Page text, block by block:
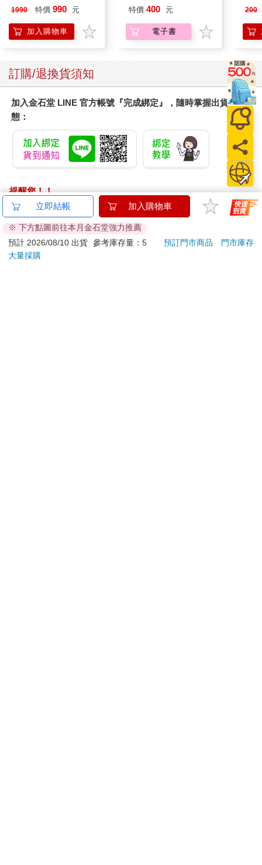
ANC降噪藍牙耳機
1990 特價 990 元
加入購物車
特價 400 元
電子書
200
訂購/退換貨須知
加入金石堂 LINE 官方帳號『完成綁定』，隨時掌握出貨動
態：
提醒您！！
金石堂及銀行均不會請您操作ATM! 如接獲電話要求您前往
ATM提款機，請不要聽從指示，以免受騙上當！
退換貨須知：
**提醒您，鑑賞期不等於試用期，退回商品須為全新狀態**
立即結帳 加入購物車
※ 下方點圖前往本月金石堂強力推薦
預計 2026/08/10 出貨 參考庫存量：5 預訂門市商品
門市庫存
大量採購